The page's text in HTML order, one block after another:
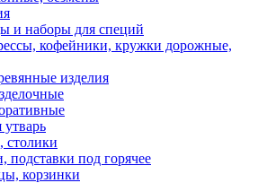
и наборы для специй
кофейники, кружки дорожные,
изделия
утварь
столики
подставки под горячее
корзинки